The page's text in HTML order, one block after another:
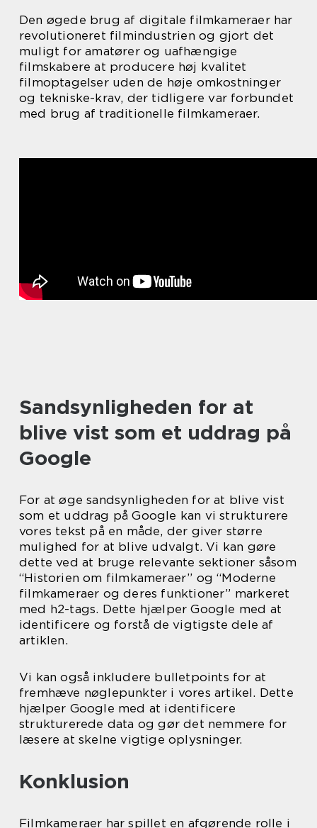
Den øgede brug af digitale filmkameraer har
revolutioneret filmindustrien og gjort det
muligt for amatører og uafhængige
filmskabere at producere høj kvalitet
filmoptagelser uden de høje omkostninger
og tekniske-krav, der tidligere var forbundet
med brug af traditionelle filmkameraer.
Sandsynligheden for at
blive vist som et uddrag på
Google
For at øge sandsynligheden for at blive vist
som et uddrag på Google kan vi strukturere
vores tekst på en måde, der giver større
mulighed for at blive udvalgt. Vi kan gøre
dette ved at bruge relevante sektioner såsom
“Historien om filmkameraer” og “Moderne
filmkameraer og deres funktioner” markeret
med h2-tags. Dette hjælper Google med at
identificere og forstå de vigtigste dele af
artiklen.
Vi kan også inkludere bulletpoints for at
fremhæve nøglepunkter i vores artikel. Dette
hjælper Google med at identificere
strukturerede data og gør det nemmere for
læsere at skelne vigtige oplysninger.
Konklusion
Filmkameraer har spillet en afgørende rolle i